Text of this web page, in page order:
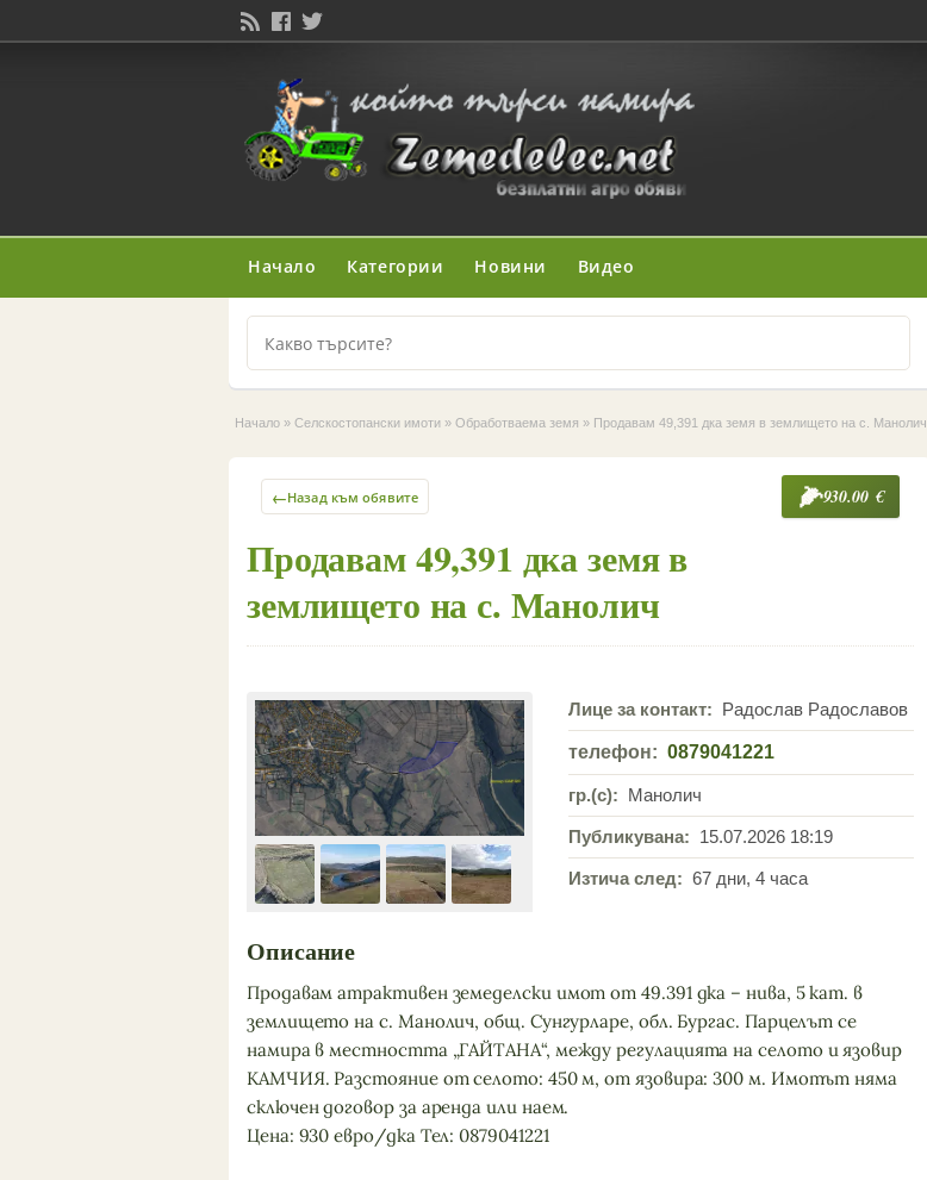
Начало Категории Новини Видео
Начало » Селскостопански имоти » Обработваема земя » Продавам 49,391 дка земя в землището на с. Манолич
←Назад към обявите 930.00 €
Продавам 49,391 дка земя в
землището на с. Манолич
Лице за контакт: Радослав Радославов
телефон: 0879041221
гр.(с): Манолич
Публикувана: 15.07.2026 18:19
Изтича след: 67 дни, 4 часа
Описание
Продавам атрактивен земеделски имот от 49.391 дка – нива, 5 кат. в
землището на с. Манолич, общ. Сунгурларе, обл. Бургас. Парцелът се
намира в местността „ГАЙТАНА“, между регулацията на селото и язовир
КАМЧИЯ. Разстояние от селото: 450 м, от язовира: 300 м. Имотът няма
сключен договор за аренда или наем.
Цена: 930 eвро/дка Тел: 0879041221